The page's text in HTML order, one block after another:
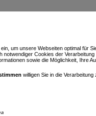
um unsere Webseiten optimal für
notwendiger Cookies der
sowie die Möglichkeit, Ihre
willigen Sie in die